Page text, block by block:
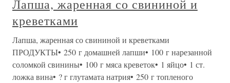
Лапша, жаренная со свининой и
креветками
Лапша, жаренная со свининой и креветками
ПРОДУКТЫ• 250 г домашней лапши• 100 г нарезанной
соломкой свинины• 100 г мяса креветок• 1 яйцо• 1 ст.
ложка вина• ? г глутамата натрия• 250 г топленого